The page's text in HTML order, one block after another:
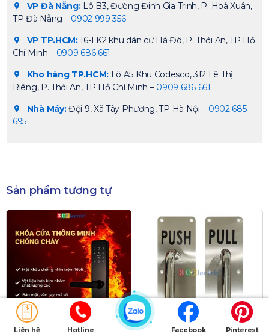
VP Đà Nẵng:Lô B3, Đường Đinh Gia Trinh, P. Hoà Xuân,
TP Đà Nẵng – 0902 999 356
VP TP.HCM:16-LK2 khu dân cư Hà Đô, P. Thới An, TP Hồ
Chí Minh – 0909 686 661
Kho hàng TP.HCM:Lô A5 Khu Codesco, 312 Lê Thị
Riêng, P. Thới An, TP Hồ Chí Minh – 0909 686 661
Nhà Máy:Đội 9, Xã Tây Phương, TP Hà Nội – 0902 685
695
Sản phẩm tương tự
Giảm giá!
Liên hệ Hotline Facebook Pinterest